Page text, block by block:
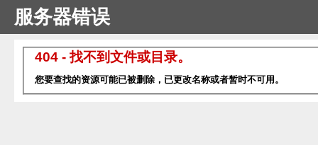
服务器错误
404 - 找不到文件或目录。
您要查找的资源可能已被删除，已更改名称或者暂时不可用。